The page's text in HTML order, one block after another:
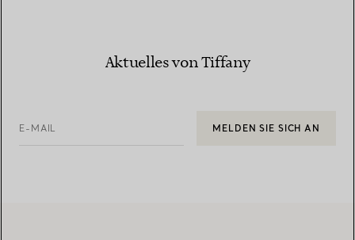
Aktuelles von Tiffany
E-MAIL MELDEN SIE SICH AN